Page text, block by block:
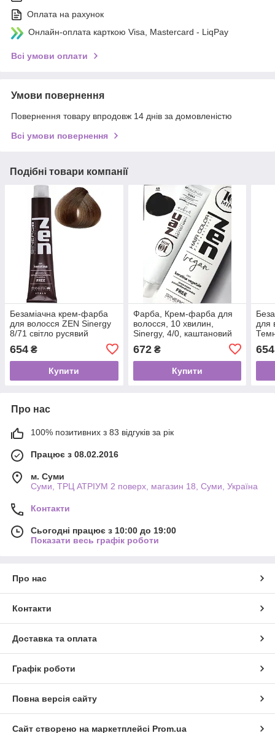
Оплата на рахунок
Онлайн-оплата карткою Visa, Mastercard - LiqPay
Всі умови оплати
Умови повернення
Повернення товару впродовж 14 днів за домовленістю
Всі умови повернення
Подібні товари компанії
Безаміачна крем-фарба
для волосся ZEN Sinergy
8/71 світло русявий
100 мл
654 ₴
Купити
Фарба, Крем-фарба для
волосся, 10 хвилин,
Sinergy, 4/0, каштановий
672₴
Купити
для
654
Про нас
100% позитивних з 83 відгуків за рік
Працює з 08.02.2016
м. Суми
Суми, ТРЦ АТРІУМ 2 поверх, магазин 18, Суми, Україна
Контакти
Сьогодні працює з 10:00 до 19:00
Показати весь графік роботи
Про нас
Контакти
Доставка та оплата
Графік роботи
Повна версія сайту
Сайт створено на маркетплейсі Prom.ua